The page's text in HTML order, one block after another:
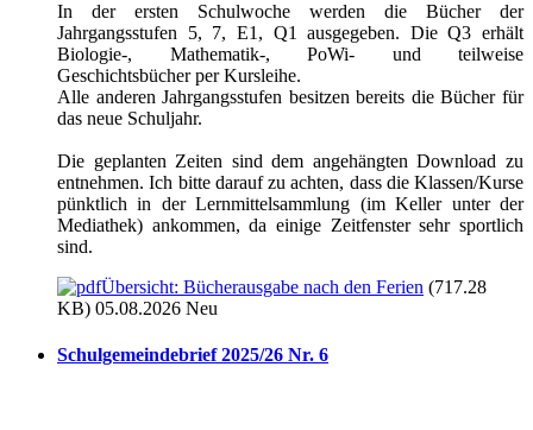
In der ersten Schulwoche werden die Bücher der
Jahrgangsstufen 5, 7, E1, Q1 ausgegeben. Die Q3 erhält
Biologie-, Mathematik-, PoWi- und teilweise
Geschichtsbücher per Kursleihe.
Alle anderen Jahrgangsstufen besitzen bereits die Bücher für
das neue Schuljahr.
Die geplanten Zeiten sind dem angehängten Download zu
entnehmen. Ich bitte darauf zu achten, dass die Klassen/Kurse
pünktlich in der Lernmittelsammlung (im Keller unter der
Mediathek) ankommen, da einige Zeitfenster sehr sportlich
sind.
Übersicht: Bücherausgabe nach den Ferien (717.28
KB) 05.08.2026 Neu
Schulgemeindebrief 2025/26 Nr. 6